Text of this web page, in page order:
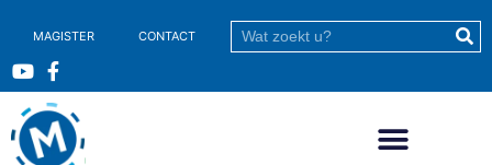
MAGISTER CONTACT